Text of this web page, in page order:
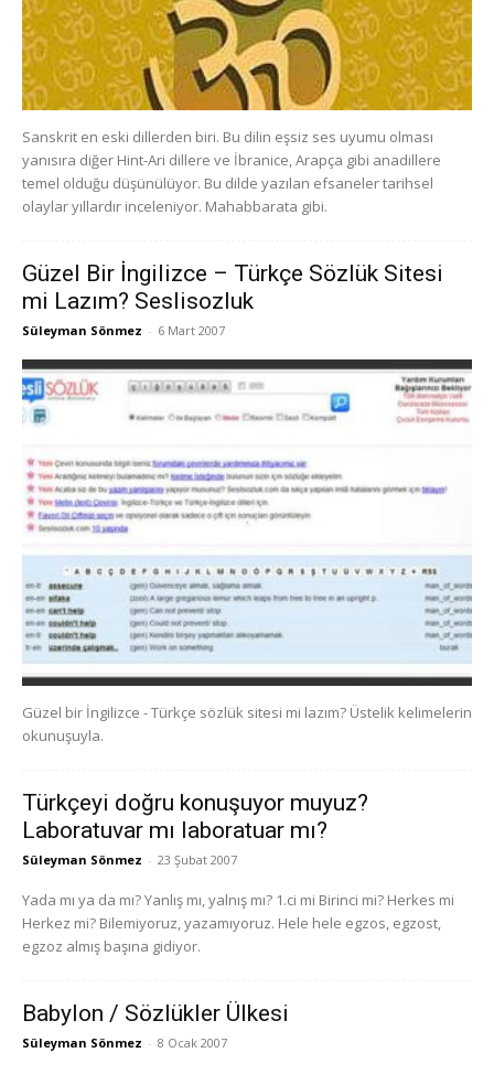
Sanskrit en eski dillerden biri. Bu dilin eşsiz ses uyumu olması
yanısıra diğer Hint-Ari dillere ve İbranice, Arapça gibi anadillere
temel olduğu düşünülüyor. Bu dilde yazılan efsaneler tarihsel
olaylar yıllardır inceleniyor. Mahabbarata gibi.
Güzel Bir İngilizce – Türkçe Sözlük Sitesi
mi Lazım? Seslisozluk
Süleyman Sönmez - 6 Mart 2007
Güzel bir İngilizce - Türkçe sözlük sitesi mi lazım? Üstelik kelimelerin
okunuşuyla.
Türkçeyi doğru konuşuyor muyuz?
Laboratuvar mı laboratuar mı?
Süleyman Sönmez - 23 Şubat 2007
Yada mı ya da mı? Yanlış mı, yalnış mı? 1.ci mi Birinci mi? Herkes mi
Herkez mi? Bilemiyoruz, yazamıyoruz. Hele hele egzos, egzost,
egzoz almış başına gidiyor.
Babylon / Sözlükler Ülkesi
Süleyman Sönmez - 8 Ocak 2007